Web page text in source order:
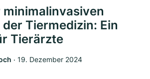
Tiermedizin: Ein
Tierärzte
‧ 19. Dezember 2024